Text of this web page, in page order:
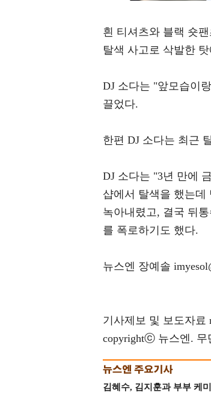
흰 티셔츠와 블랙 숏
탈색 사고로 삭발한
DJ 소다는 "앞모습이
끌었다.
한편 DJ 소다는 최근
DJ 소다는 "3년 만에
샵에서 탈색을 했는데
녹아내렸고, 결국 뒤
를 폭로하기도 했다.
뉴스엔 장예솔
기사제보 및 보도자료
copyrightⓒ 뉴스엔. 무
김혜수, 김지훈과 부부 케